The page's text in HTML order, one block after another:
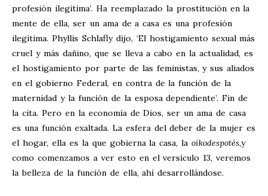
profesión ilegitima’. Ha reemplazado la prostitución en la
mente de ella, ser un ama de a casa es una profesión
ilegitima. Phyllis Schlafly dijo, ‘El hostigamiento sexual más
cruel y más dañino, que se lleva a cabo en la actualidad, es
el hostigamiento por parte de las feministas, y sus aliados
en el gobierno Federal, en contra de la función de la
maternidad y la función de la esposa dependiente’. Fin de
la cita. Pero en la economía de Dios, ser un ama de casa
es una función exaltada. La esfera del deber de la mujer es
el hogar, ella es la que gobierna la casa, laoikodespotés,y
como comenzamos a ver esto en el versículo 13, veremos
la belleza de la función de ella, ahí desarrollándose.